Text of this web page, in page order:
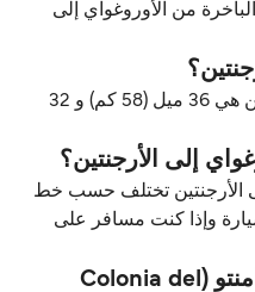
من الأوروغواي إلى
المسافة بين الأوروغواي و الأرجنتين هي 36 ميل (58 كم) و 32
إلى الأرجنتين؟
الأرجنتين تختلف حسب خط
وإذا كنت مسافر على
باخرة من کولونیا دل ساکرامنتو (Colonia del